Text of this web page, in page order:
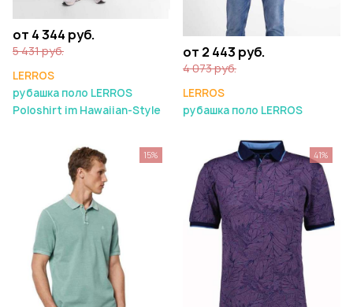
от 4 344 руб.
5 431 руб.
LERROS
рубашка поло LERROS
Poloshirt im Hawaiian-Style
от 2 443 руб.
4 073 руб.
LERROS
рубашка поло LERROS
15% 41%